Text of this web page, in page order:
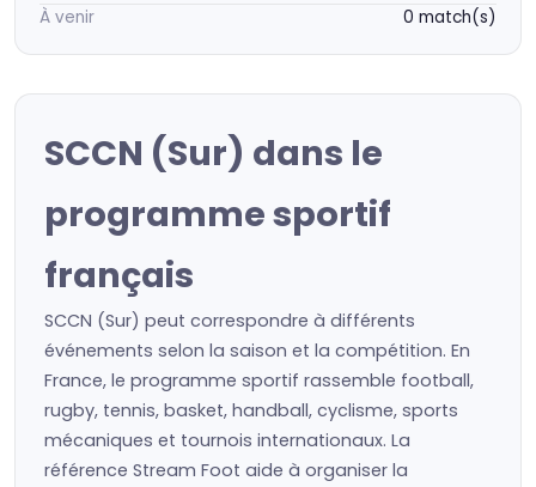
À venir
0 match(s)
SCCN (Sur) dans le
programme sportif
français
SCCN (Sur) peut correspondre à différents
événements selon la saison et la compétition. En
France, le programme sportif rassemble football,
rugby, tennis, basket, handball, cyclisme, sports
mécaniques et tournois internationaux. La
référence Stream Foot aide à organiser la